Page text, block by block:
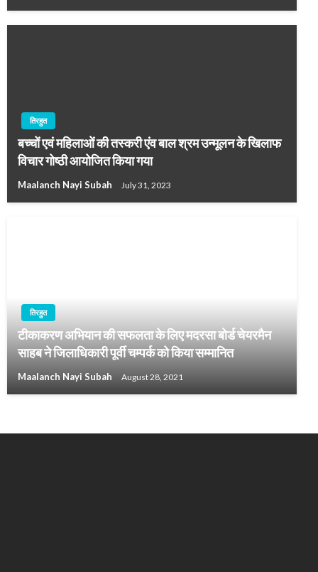
तिरहुत
बच्चों एवं महिलाओं की तस्करी एंव बाल श्रम उन्मूलन के खिलाफ
विचार गोष्ठी आयोजित किया गया
Maalanch Nayi Subah July 31, 2023
तिरहुत
टीकाकरण अभियान की सफलता के लिए मदरसा बोर्ड चेयरमैन
साहब ने जिलाधिकारी पूर्वी चम्पर्क को किया सम्मानित
Maalanch Nayi Subah August 28, 2021